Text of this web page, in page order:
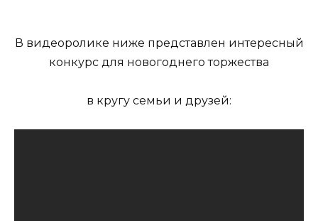
В видеоролике ниже представлен интересный
конкурс для новогоднего торжества
в кругу семьи и друзей: